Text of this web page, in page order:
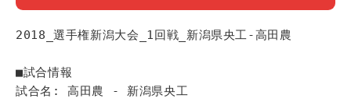
2018_選手権新潟大会_1回戦_新潟県央工-高田農
■試合情報
試合名: 高田農 - 新潟県央工